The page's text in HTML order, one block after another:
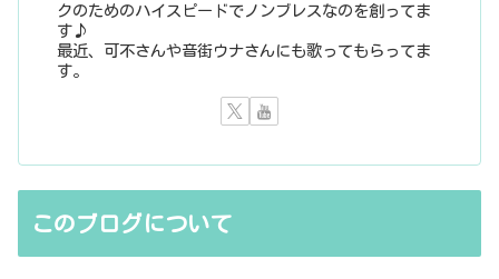
クのためのハイスピードでノンブレスなのを創ってま
す♪
最近、可不さんや音街ウナさんにも歌ってもらってま
す。
このブログについて